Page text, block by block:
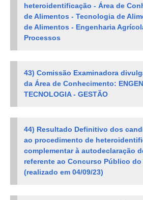
heteroidentificação- Área de
de Alimentos - Tecnologia de
de Alimentos - Engenharia
Processos
43) Comissão Examinadora
daÁrea de Conhecimento:
TECNOLOGIA - GESTÃO
44) Resultado Definitivo dos
ao procedimento de
complementar à autodeclaração
referente ao Concurso Público do
(realizado em04/09/23)